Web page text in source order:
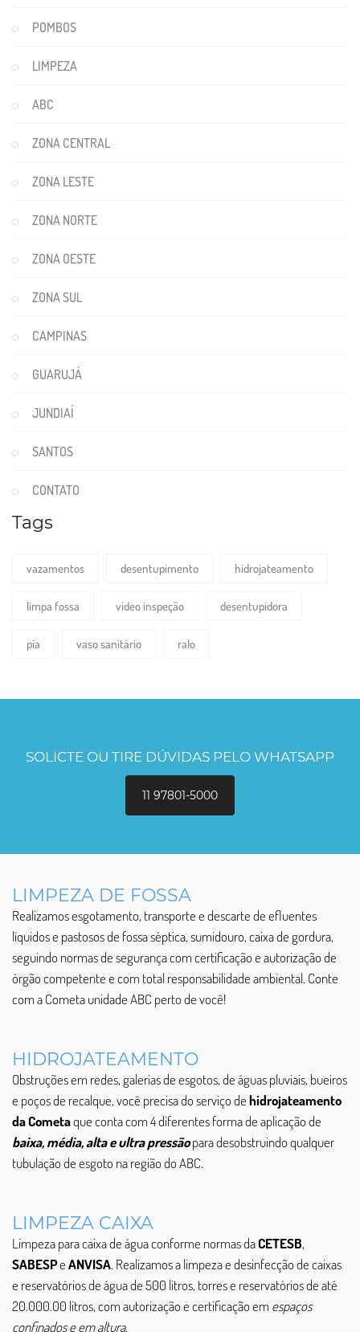
POMBOS
LIMPEZA
ABC
ZONA CENTRAL
ZONA LESTE
ZONA NORTE
ZONA OESTE
ZONA SUL
CAMPINAS
GUARUJÁ
JUNDIAÍ
SANTOS
CONTATO
Tags
vazamentos desentupimento hidrojateamento
limpa fossa vídeo inspeção desentupidora
pia vaso sanitário ralo
SOLICTE OU TIRE DÚVIDAS PELO WHATSAPP
11 97801-5000
LIMPEZA DE FOSSA
Realizamos esgotamento, transporte e descarte de efluentes
líquidos e pastosos de fossa séptica, sumidouro, caixa de gordura,
seguindo normas de segurança com certificação e autorização de
órgão competente e com total responsabilidade ambiental. Conte
com a Cometa unidade ABC perto de você!
HIDROJATEAMENTO
Obstruções em redes, galerias de esgotos, de águas pluviais, bueiros
e poços de recalque, você precisa do serviço dehidrojateamento
da Cometaque conta com 4 diferentes forma de aplicação de
baixa, média, alta e ultra pressãopara desobstruindo qualquer
tubulação de esgoto na região do ABC.
LIMPEZA CAIXA
Limpeza para caixa de água conforme normas daCETESB,
SABESPeANVISA. Realizamos a limpeza e desinfecção de caixas
e reservatórios de água de 500 litros, torres e reservatórios de até
20.000.00 litros, com autorização e certificação emespaços
confinados e em altura.